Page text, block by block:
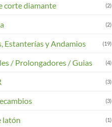
corte diamante (2)
(2)
Estanterías y Andamios (19)
/ Prolongadores / Guias (4)
(3)
(3)
latón (1)